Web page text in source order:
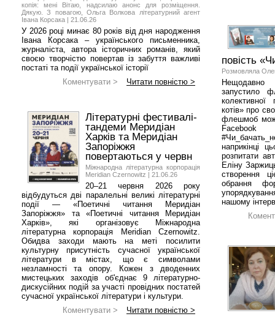
копія: мені Вітаю, надсилаю анонс для розміщення.
Дякую. З повагою, Ольга Волкова літературний агент
Івана Корсака | 21.06.26
У 2026 році минає 80 років від дня народження
Івана Корсака – українського письменника,
журналіста, автора історичних романів, який
своєю творчістю повертав із забуття важливі
постаті та події української історії
Коментувати >
Читати повністю >
Літературні фестивалі-
тандеми Меридіан
Харків та Меридіан
Запоріжжя
повертаються у червн
Міжнародна літературна корпорація
Meridian Czernowitz | 21.06.26
20–21 червня 2026 року
відбудуться дві паралельні великі літературні
події — «Поетичні читання Меридіан
Запоріжжя» та «Поетичні читання Меридіан
Харків», які організовує Міжнародна
літературна корпорація Meridian Czernowitz.
Обидва заходи мають на меті посилити
культурну присутність сучасної української
літератури в містах, що є символами
незламності та опору. Кожен з дводенних
мистецьких заходів об'єднає 9 літературно-
дискусійних подій за участі провідних постатей
сучасної української літератури і культури.
Коментувати >
Читати повністю >
повість
Розмовляла
Нещодавно
запустило
котів» про
флешмоб
наприкінці
розпитати
Еліну
створення
обрання
нашому